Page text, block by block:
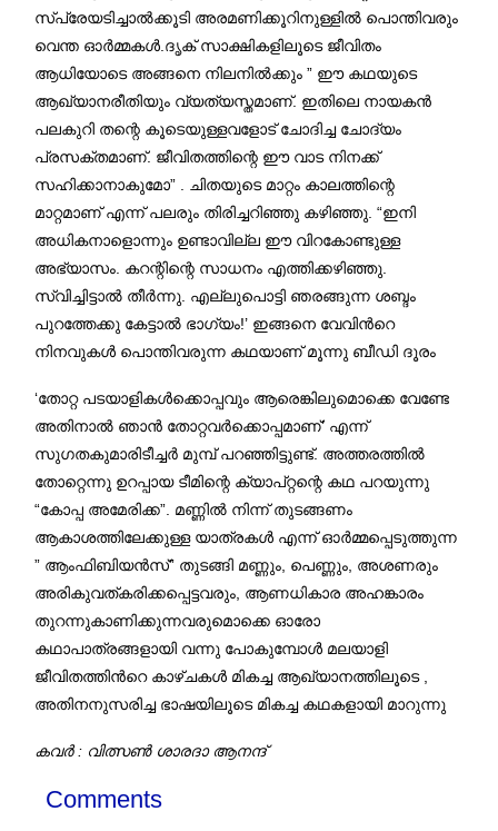
സ്പ്രേയടിച്ചാൽക്കൂടി അരമണിക്കൂറിനുള്ളിൽ പൊന്തിവരും
വെന്ത ഓർമ്മകൾ.ദൃക് സാക്ഷികളിലൂടെ ജീവിതം
ആധിയോടെ അങ്ങനെ നിലനിൽക്കും ” ഈ കഥയുടെ
ആഖ്യാനരീതിയും വ്യത്യസ്തമാണ്. ഇതിലെ നായകൻ
പലകുറി തന്റെ കൂടെയുള്ളവളോട് ചോദിച്ച ചോദ്യം
പ്രസക്തമാണ്. ജീവിതത്തിന്റെ ഈ വാട നിനക്ക്
സഹിക്കാനാകുമോ” . ചിതയുടെ മാറ്റം കാലത്തിന്റെ
മാറ്റമാണ് എന്ന് പലരും തിരിച്ചറിഞ്ഞു കഴിഞ്ഞു. “ഇനി
അധികനാളൊന്നും ഉണ്ടാവില്ല ഈ വിറകോണ്ടുള്ള
അഭ്യാസം. കറന്റിന്റെ സാധനം എത്തിക്കഴിഞ്ഞു.
സ്വിച്ചിട്ടാൽ തീർന്നു. എല്ലുപൊട്ടി ഞരങ്ങുന്ന ശബ്ദം
പുറത്തേക്കു കേട്ടാൽ ഭാഗ്യം!’ ഇങ്ങനെ വേവിൻറെ
നിനവുകൾ പൊന്തിവരുന്ന കഥയാണ് മൂന്നു ബീഡി ദൂരം
‘തോറ്റ പടയാളികൾക്കൊപ്പവും ആരെങ്കിലുമൊക്കെ വേണ്ടേ
അതിനാൽ ഞാൻ തോറ്റവർക്കൊപ്പമാണ്’ എന്ന്
സുഗതകുമാരിടീച്ചർ മുമ്പ് പറഞ്ഞിട്ടുണ്ട്. അത്തരത്തിൽ
തോറ്റെന്നു ഉറപ്പായ ടീമിന്റെ ക്യാപ്റ്റന്റെ കഥ പറയുന്നു
“കോപ്പ അമേരിക്ക”. മണ്ണിൽ നിന്ന് തുടങ്ങണം
ആകാശത്തിലേക്കുള്ള യാത്രകൾ എന്ന് ഓർമ്മപ്പെടുത്തുന്ന
” ആംഫിബിയൻസ്” തുടങ്ങി മണ്ണും, പെണ്ണും, അശണരും
അരികുവത്കരിക്കപ്പെട്ടവരും, ആണധികാര അഹങ്കാരം
തുറന്നുകാണിക്കുന്നവരുമൊക്കെ ഓരോ
കഥാപാത്രങ്ങളായി വന്നു പോകുമ്പോൾ മലയാളി
ജീവിതത്തിൻറെ കാഴ്ചകൾ മികച്ച ആഖ്യാനത്തിലൂടെ ,
അതിനനുസരിച്ച ഭാഷയിലൂടെ മികച്ച കഥകളായി മാറുന്നു
കവർ : വിത്സൺ ശാരദാ ആനന്ദ്
Comments